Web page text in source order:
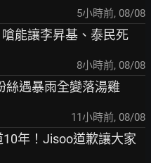
5小時前, 08/08
能讓李昇基、泰民死
8小時前, 08/08
絲遇暴雨全變落湯雞
11小時前, 08/08
10年！Jisoo道歉讓大家